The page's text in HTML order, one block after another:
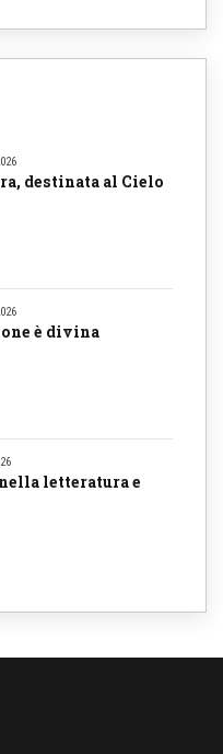
destinata al Cielo
è divina
letteratura e